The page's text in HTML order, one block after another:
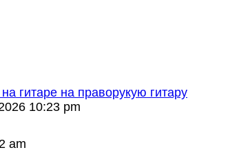
гитаре на праворукую гитару
10:23 pm
am